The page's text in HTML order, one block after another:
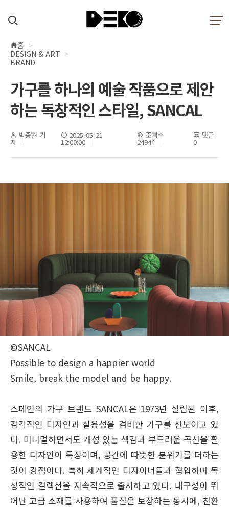
현
재
치
홈
DESIGN & ART
BRAND
가구를 하나의 예술 작품으로 제안
하는 독창적인 스타일, SANCAL
박종현 기
자
2025-05-21
12:00:00
조회수
24944
댓글
0
©SANCAL
Possible to design a happier world
Smile, break the model and be happy.
스페인의 가구 브랜드 SANCAL은 1973년 설립된 이후,
감각적인 디자인과 실용성을 겸비한 가구를 선보이고 있
다. 미니멀하면서도 개성 있는 색감과 부드러운 곡선을 활
용한 디자인이 특징이며, 공간에 따뜻한 분위기를 더하는
것이 강점이다. 특히 세계적인 디자이너들과 협업하며 독
창적인 컬렉션을 지속적으로 출시하고 있다. 내구성이 뛰
어난 고급 소재를 사용하여 품질을 보장하는 동시에, 친환